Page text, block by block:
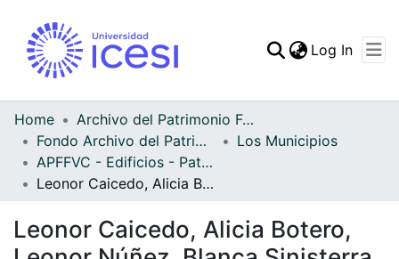
Statistics
Log In
Home
Archivo del Patrimonio Fotográfico y Fílmico del Valle del Cauca
Fondo Archivo del Patrimonio Fotográfico y Fílmico del Valle del Cauca
Los Municipios
APFFVC - Edificios - Patrimonial
Leonor Caicedo, Alicia Botero, Leonor Núñez, Blanca Sinisterra, fueron las madrinas del Club deportivo "Liberty"
Leonor Caicedo, Alicia Botero,